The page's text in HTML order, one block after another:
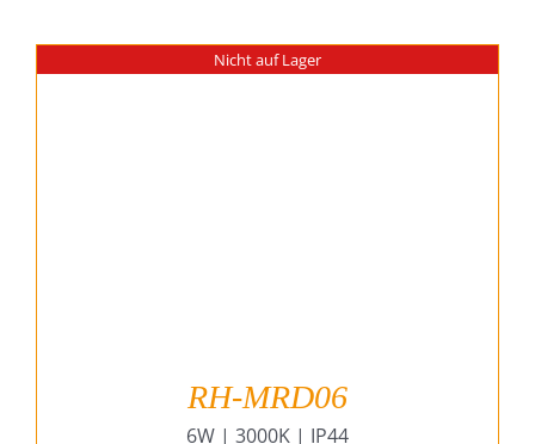
Nicht auf Lager
RH-MRD06
6W | 3000K | IP44